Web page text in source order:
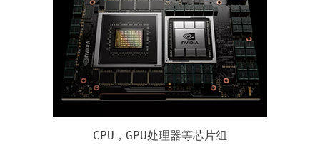
CPU，GPU处理器等芯片组